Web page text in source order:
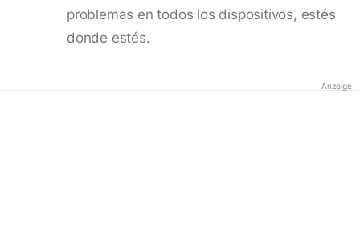
problemas en todos los dispositivos, estés
donde estés.
Anzeige